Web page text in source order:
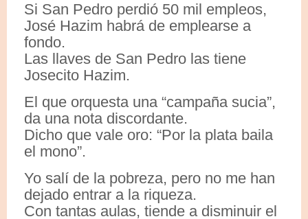
Si San Pedro perdió 50 mil empleos,
José Hazim habrá de emplearse a
fondo.
Las llaves de San Pedro las tiene
Josecito Hazim.
El que orquesta una “campaña sucia”,
da una nota discordante.
Dicho que vale oro: “Por la plata baila
el mono”.
Yo salí de la pobreza, pero no me han
dejado entrar a la riqueza.
Con tantas aulas, tiende a disminuir el